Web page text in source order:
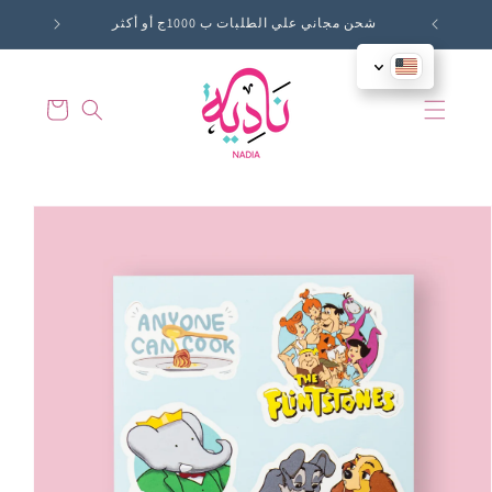
Skip to
content
شحن مجاني علي الطلبات ب 1000ج أو أكثر
Cart
Skip to